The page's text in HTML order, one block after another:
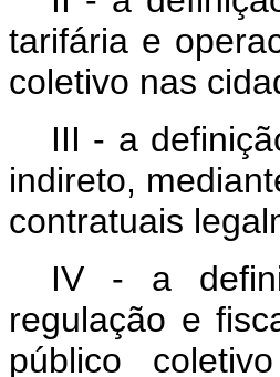
tarifária e
coletivo nas
III - a
indireto,
contratuais
IV - a
regulação e
público